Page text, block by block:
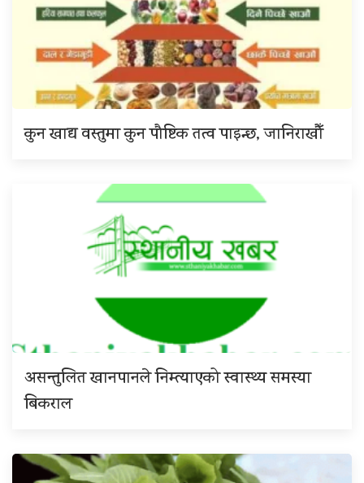
कुन खाद्य वस्तुमा कुन पौष्टिक तत्व पाइन्छ, जानिराखौँ
असन्तुलित खानपानले निम्त्याएको स्वास्थ्य समस्या
बिकराल